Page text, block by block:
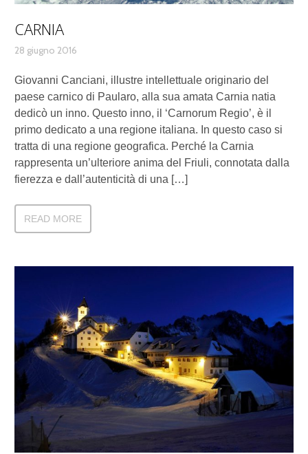
CARNIA
28 giugno 2016
Giovanni Canciani, illustre intellettuale originario del
paese carnico di Paularo, alla sua amata Carnia natia
dedicò un inno. Questo inno, il ‘Carnorum Regio’, è il
primo dedicato a una regione italiana. In questo caso si
tratta di una regione geografica. Perché la Carnia
rappresenta un’ulteriore anima del Friuli, connotata dalla
fierezza e dall’autenticità di una […]
READ MORE